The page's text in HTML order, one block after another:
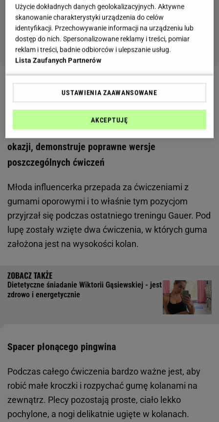
Zobacz wideoAngelika Mucha pokazuje z trenerem,
jak prawidłowo wykonywać ćwiczenia
Angelika Mucha zawzięcie trenuje na siłowni. Przy
okazji, demonstruje poprawne wersje
poszczególnych ćwiczeń
Młoda influencerka przepada za ćwiczeniami z
gumami oporowymi i to właśnie tym pozycjom
przyjrzał się podczas ostatniego treningu Gauer. Pod
lupę zostały wzięte dwa ćwiczenia, w których guma
założona jest na wysokości kolan.
Dietetyczne śniadanie Wiktorii Gąsiewskiej - jest
zdrowo i energetycznie
Spacer płonącego pingwina
Podczas całego ćwiczenia bardzo ważne jest, aby
robić małe kroczki i rozpychać gumę kolanami na
zewnątrz. Plecy pozostają proste, ciało lekko
pochylone, a nogi delikatnie ugięte w kolanach.
Użycie dokładnych danych geolokalizacyjnych. Aktywne
skanowanie charakterystyki urządzenia do celów
identyfikacji. Przechowywanie informacji na urządzeniu lub
dostęp do nich. Spersonalizowane reklamy i treści, pomiar
reklam i treści, badnie odbiorców i ulepszanie usług.
Lista Zaufanych Partnerów
USTAWIENIA ZAAWANSOWANE
AKCEPTUJĘ